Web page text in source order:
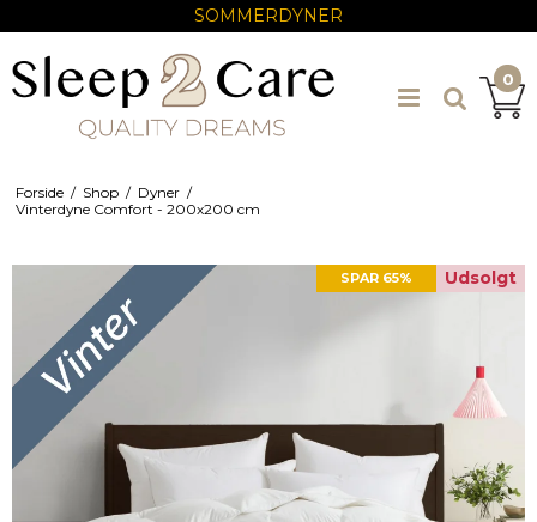
SOMMERDYNER
0
Forside / Shop / Dyner /
Vinterdyne Comfort - 200x200 cm
SPAR 65% Udsolgt